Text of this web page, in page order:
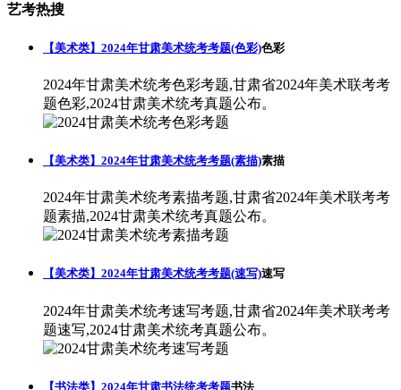
艺考热搜
【美术类】2024年甘肃美术统考考题(色彩)色彩
2024年甘肃美术统考色彩考题,甘肃省2024年美术联考考
题色彩,2024甘肃美术统考真题公布。
【美术类】2024年甘肃美术统考考题(素描)素描
2024年甘肃美术统考素描考题,甘肃省2024年美术联考考
题素描,2024甘肃美术统考真题公布。
【美术类】2024年甘肃美术统考考题(速写)速写
2024年甘肃美术统考速写考题,甘肃省2024年美术联考考
题速写,2024甘肃美术统考真题公布。
【书法类】2024年甘肃书法统考考题书法